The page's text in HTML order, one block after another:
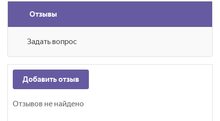
Отзывы
Задать вопрос
Добавить отзыв
Отзывов не найдено